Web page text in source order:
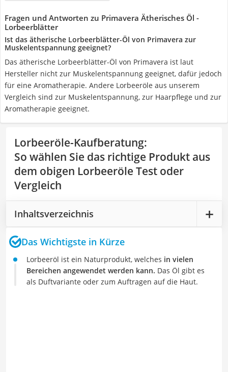
Fragen und Antworten zu Primavera Ätherisches Öl -
Lorbeerblätter
Ist das ätherische Lorbeerblätter-Öl von Primavera zur
Muskelentspannung geeignet?
Das ätherische Lorbeerblätter-Öl von Primavera ist laut
Hersteller nicht zur Muskelentspannung geeignet, dafür jedoch
für eine Aromatherapie. Andere Lorbeeröle aus unserem
Vergleich sind zur Muskelentspannung, zur Haarpflege und zur
Aromatherapie geeignet.
Lorbeeröle-Kaufberatung:
So wählen Sie das richtige Produkt aus
dem obigen Lorbeeröle Test oder
Vergleich
Inhaltsverzeichnis
Das Wichtigste in Kürze
Lorbeeröl ist ein Naturprodukt, welches in vielen
Bereichen angewendet werden kann. Das Öl gibt es
als Duftvariante oder zum Auftragen auf die Haut.